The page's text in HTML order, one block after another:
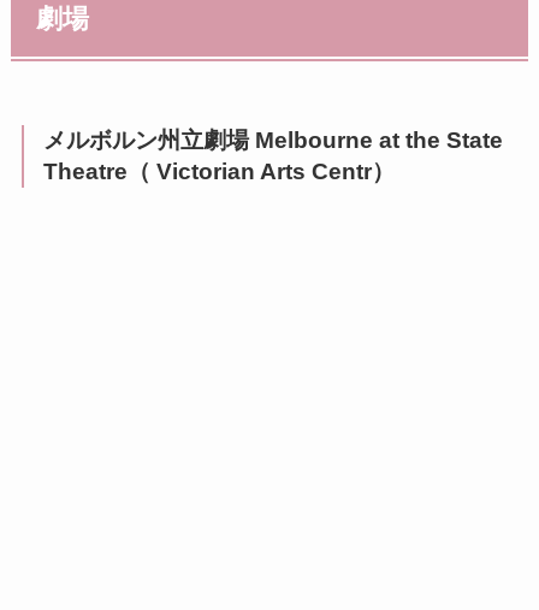
劇場
メルボルン州立劇場 Melbourne at the State
Theatre（ Victorian Arts Centr）